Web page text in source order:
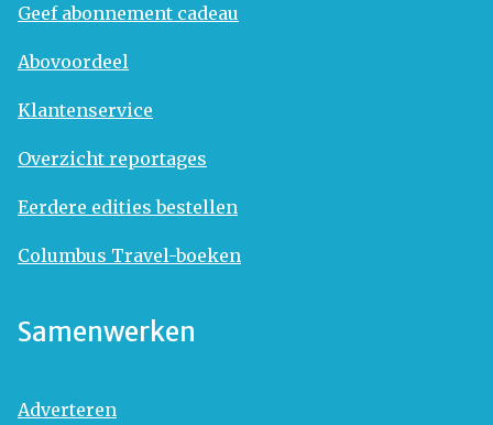
Geef abonnement cadeau
Abovoordeel
Klantenservice
Overzicht reportages
Eerdere edities bestellen
Columbus Travel-boeken
Samenwerken
Adverteren